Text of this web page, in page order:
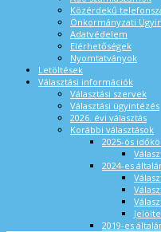
Közérdekű
Önkormányzati
Adatvédelem
Elérhetőségek
Nyomtatványok
Letöltések
Választási információk
Választási szervek
Választási ügyintézés
2026. évi választás
Korábbi választások
2025-ös
2024-es
2019-es